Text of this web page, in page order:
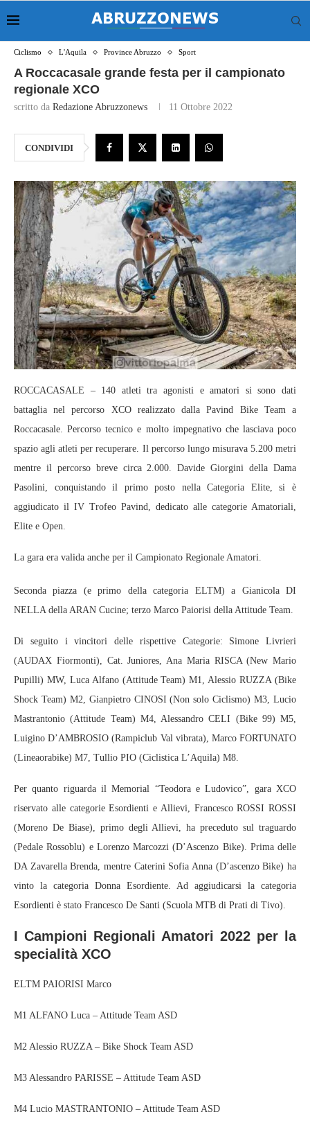
Ciclismo L'Aquila Province Abruzzo Sport
A Roccacasale grande festa per il campionato
regionale XCO
scritto da Redazione Abruzzonews 11 Ottobre 2022
CONDIVIDI
ROCCACASALE – 140 atleti tra agonisti e amatori si sono dati
battaglia nel percorso XCO realizzato dalla Pavind Bike Team a
Roccacasale. Percorso tecnico e molto impegnativo che lasciava poco
spazio agli atleti per recuperare. Il percorso lungo misurava 5.200 metri
mentre il percorso breve circa 2.000. Davide Giorgini della Dama
Pasolini, conquistando il primo posto nella Categoria Elite, si è
aggiudicato il IV Trofeo Pavind, dedicato alle categorie Amatoriali,
Elite e Open.
La gara era valida anche per il Campionato Regionale Amatori.
Seconda piazza (e primo della categoria ELTM) a Gianicola DI
NELLA della ARAN Cucine; terzo Marco Paiorisi della Attitude Team.
Di seguito i vincitori delle rispettive Categorie: Simone Livrieri
(AUDAX Fiormonti), Cat. Juniores, Ana Maria RISCA (New Mario
Pupilli) MW, Luca Alfano (Attitude Team) M1, Alessio RUZZA (Bike
Shock Team) M2, Gianpietro CINOSI (Non solo Ciclismo) M3, Lucio
Mastrantonio (Attitude Team) M4, Alessandro CELI (Bike 99) M5,
Luigino D’AMBROSIO (Rampiclub Val vibrata), Marco FORTUNATO
(Lineaorabike) M7, Tullio PIO (Ciclistica L’Aquila) M8.
Per quanto riguarda il Memorial “Teodora e Ludovico”, gara XCO
riservato alle categorie Esordienti e Allievi, Francesco ROSSI ROSSI
(Moreno De Biase), primo degli Allievi, ha preceduto sul traguardo
(Pedale Rossoblu) e Lorenzo Marcozzi (D’Ascenzo Bike). Prima delle
DA Zavarella Brenda, mentre Caterini Sofia Anna (D’ascenzo Bike) ha
vinto la categoria Donna Esordiente. Ad aggiudicarsi la categoria
Esordienti è stato Francesco De Santi (Scuola MTB di Prati di Tivo).
I Campioni Regionali Amatori 2022 per la
specialità XCO
ELTM PAIORISI Marco
M1 ALFANO Luca – Attitude Team ASD
M2 Alessio RUZZA – Bike Shock Team ASD
M3 Alessandro PARISSE – Attitude Team ASD
M4 Lucio MASTRANTONIO – Attitude Team ASD